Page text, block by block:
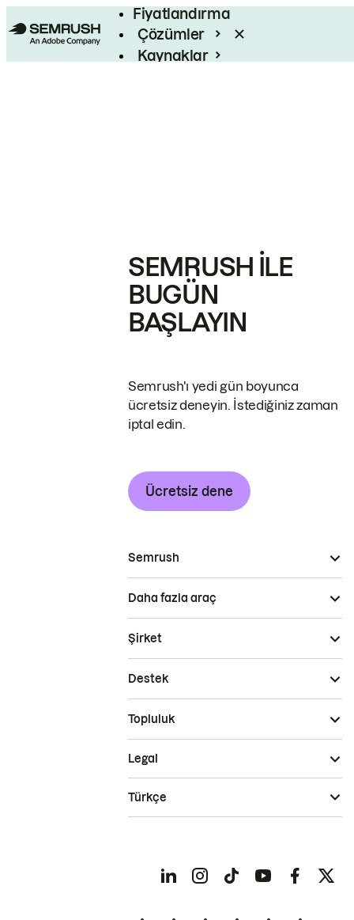
Fiyatlandırma
Çözümler
Kaynaklar
SEMRUSH ILE
BUGÜN
BAŞLAYIN
Semrush'ı yedi gün boyunca
ücretsiz deneyin. İstediğiniz zaman
iptal edin.
Ücretsiz dene
Semrush
Daha fazla araç
Şirket
Destek
Topluluk
Legal
Türkçe